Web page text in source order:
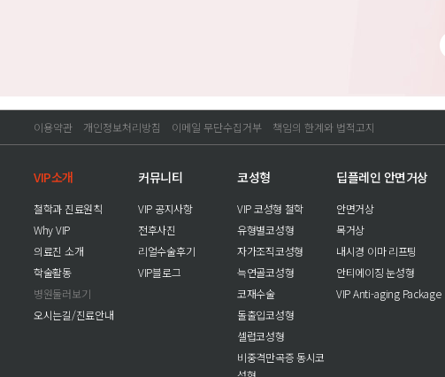
이용약관 개인정보처리방침 이메일 무단수집거부 책임의 한계와 법적고지
VIP소개
철학과 진료원칙
Why VIP
의료진 소개
학술활동
병원둘러보기
오시는길/진료안내
커뮤니티
VIP 공지사항
전후사진
리얼수술후기
VIP블로그
코성형
VIP 코성형 철학
유형별코성형
자가조직코성형
늑연골코성형
코재수술
돌출입코성형
셀럽코성형
비중격만곡증 동시코
딥플레인 안면거상
안면거상
목거상
내시경 이마 리프팅
안티에이징 눈성형
VIP Anti-aging Package